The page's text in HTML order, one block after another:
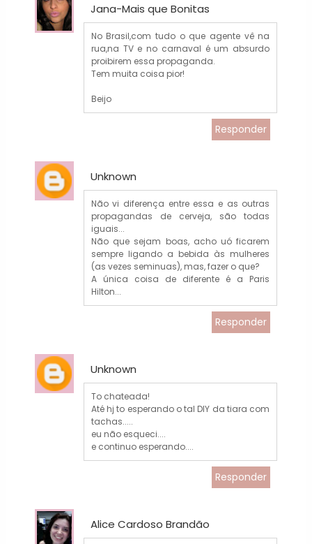
Jana-Mais que Bonitas
No Brasil,com tudo o que agente vê na
rua,na TV e no carnaval é um absurdo
proibirem essa propaganda.
Tem muita coisa pior!
Beijo
Responder
Unknown
Não vi diferença entre essa e as outras
propagandas de cerveja, são todas
iguais...
Não que sejam boas, acho uó ficarem
sempre ligando a bebida às mulheres
(as vezes seminuas), mas, fazer o que?
A única coisa de diferente é a Paris
Hilton...
Responder
Unknown
To chateada!
Até hj to esperando o tal DIY da tiara com
tachas.....
eu não esqueci....
e continuo esperando....
Responder
Alice Cardoso Brandão